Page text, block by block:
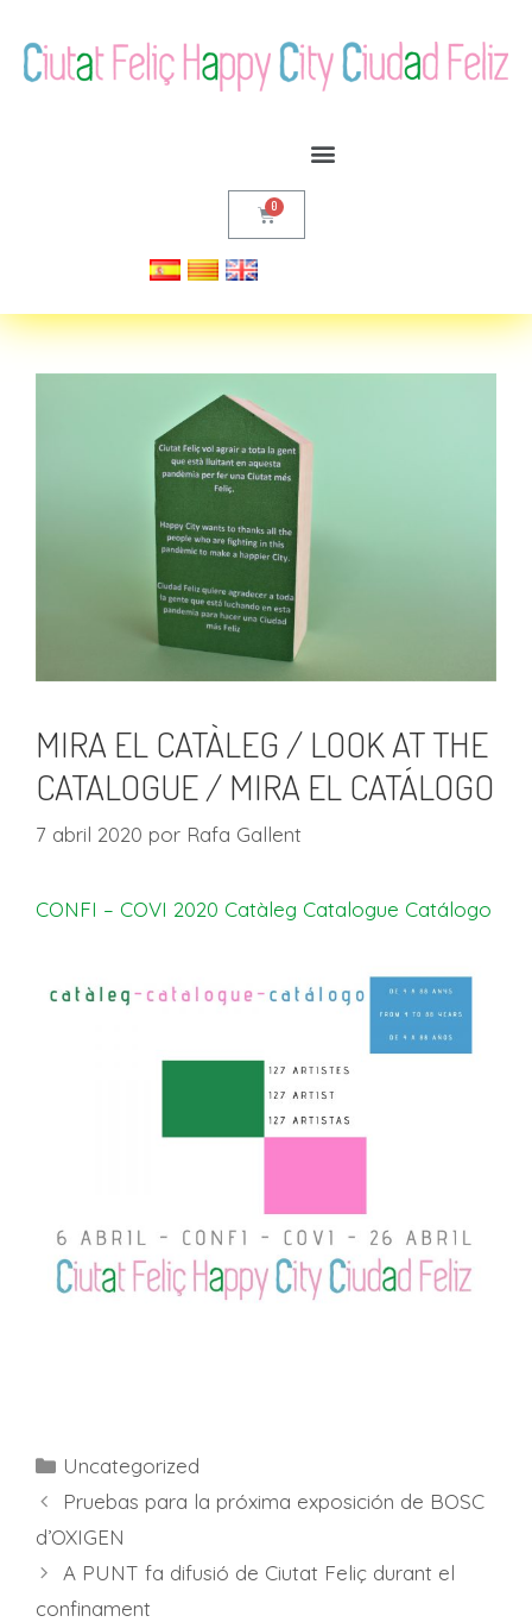
MIRA EL CATÀLEG / LOOK AT THE
CATALOGUE / MIRA EL CATÁLOGO
7 abril 2020 por Rafa Gallent
CONFI – COVI 2020 Catàleg Catalogue Catálogo
Uncategorized
Pruebas para la próxima exposición de BOSC
d’OXIGEN
A PUNT fa difusió de Ciutat Feliç durant el
confinament